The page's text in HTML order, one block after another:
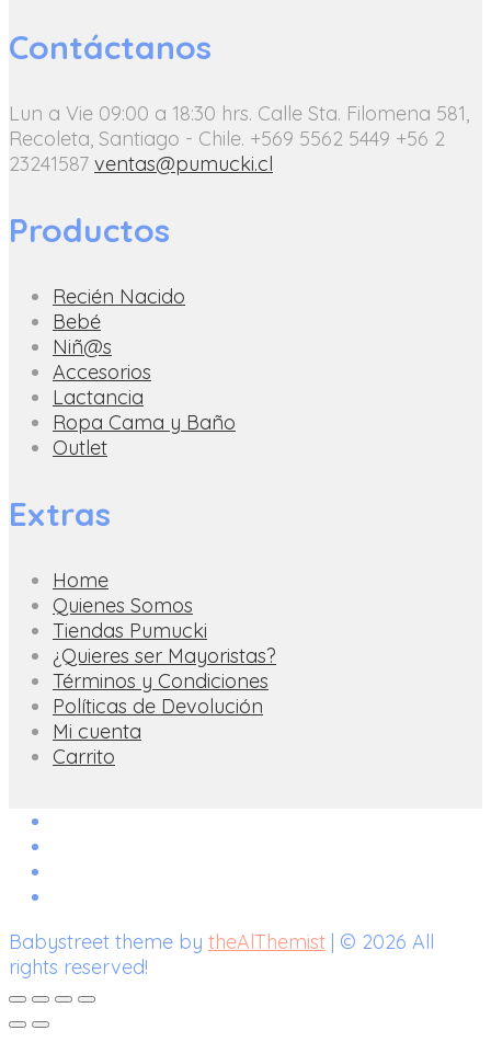
Contáctanos
Lun a Vie 09:00 a 18:30 hrs. Calle Sta. Filomena 581,
Recoleta, Santiago - Chile. +569 5562 5449 +56 2
23241587 ventas@pumucki.cl
Productos
Recién Nacido
Bebé
Niñ@s
Accesorios
Lactancia
Ropa Cama y Baño
Outlet
Extras
Home
Quienes Somos
Tiendas Pumucki
¿Quieres ser Mayoristas?
Términos y Condiciones
Políticas de Devolución
Mi cuenta
Carrito
Babystreet theme by theAlThemist | © 2026 All
rights reserved!